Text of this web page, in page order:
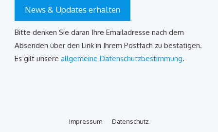
News & Updates erhalten
Bitte denken Sie daran Ihre Emailadresse nach dem
Absenden über den Link in Ihrem Postfach zu bestätigen.
Es gilt unsere allgemeine Datenschutzbestimmung.
Impressum Datenschutz